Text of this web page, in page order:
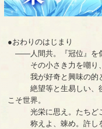
●おわりのはじまり
――人間共。『冠位』を傷
その小さき力を嘲り、
我が好奇と興味の的と
絶望等と生易しい、後
こそ世界。
光栄に思え。たちどこ
称えよ、竦め。許しを